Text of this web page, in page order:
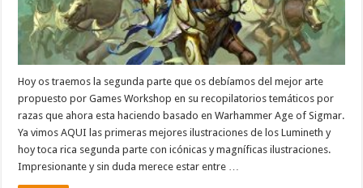
Hoy os traemos la segunda parte que os debíamos del mejor arte
propuesto por Games Workshop en su recopilatorios temáticos por
razas que ahora esta haciendo basado en Warhammer Age of Sigmar.
Ya vimos AQUI las primeras mejores ilustraciones de los Lumineth y
hoy toca rica segunda parte con icónicas y magníficas ilustraciones.
Impresionante y sin duda merece estar entre …